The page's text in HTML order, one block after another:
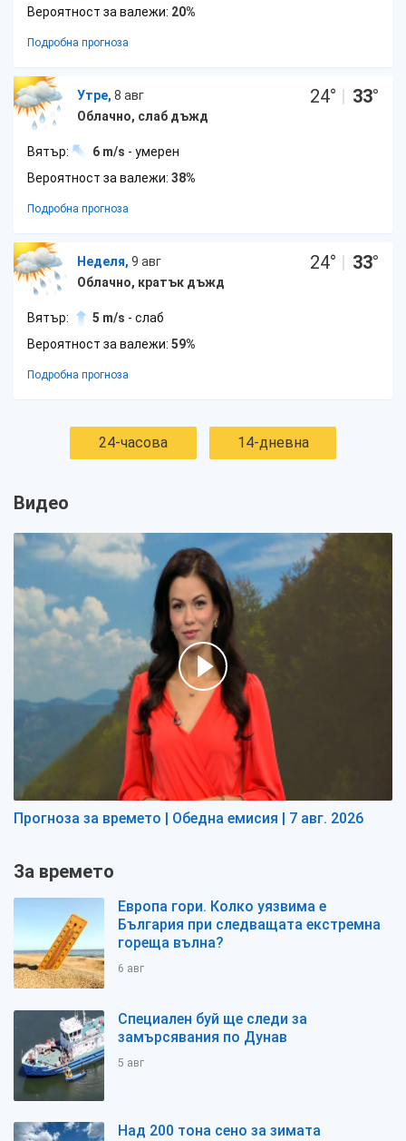
Вероятност за валежи: 20%
Подробна прогноза
Утре, 8 авг
Облачно, слаб дъжд
24° | 33°
Вятър: 6 m/s - умерен
Вероятност за валежи: 38%
Подробна прогноза
Неделя, 9 авг
Облачно, кратък дъжд
24° | 33°
Вятър: 5 m/s - слаб
Вероятност за валежи: 59%
Подробна прогноза
24-часова 14-дневна
Видео
Прогноза за времето | Обедна емисия | 7 авг. 2026
За времето
Европа гори. Колко уязвима е
България при следващата екстремна
гореща вълна?
6 авг
Специален буй ще следи за
замърсявания по Дунав
5 авг
Над 200 тона сено за зимата